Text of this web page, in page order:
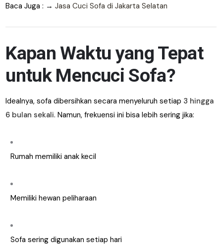
Baca Juga : →Jasa Cuci Sofa di Jakarta Selatan
Kapan Waktu yang Tepat
untuk Mencuci Sofa?
Idealnya, sofa dibersihkan secara menyeluruh setiap 3 hingga
6 bulan sekali. Namun, frekuensi ini bisa lebih sering jika:
Rumah memiliki anak kecil
Memiliki hewan peliharaan
Sofa sering digunakan setiap hari